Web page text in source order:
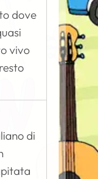
dove
vivo
di